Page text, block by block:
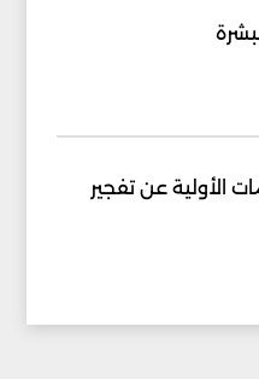
الأولية عن تفجير